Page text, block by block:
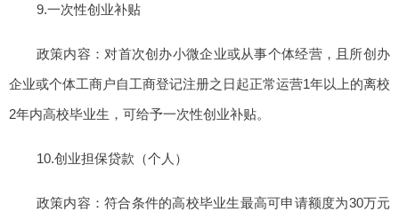
9.一次性创业补贴
政策内容：对首次创办小微企业或从事个体经营，且所创办
企业或个体工商户自工商登记注册之日起正常运营1年以上的离校
2年内高校毕业生，可给予一次性创业补贴。
10.创业担保贷款（个人）
政策内容：符合条件的高校毕业生最高可申请额度为30万元